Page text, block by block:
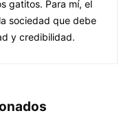
gatitos. Para mí, el
sociedad que debe
y credibilidad.